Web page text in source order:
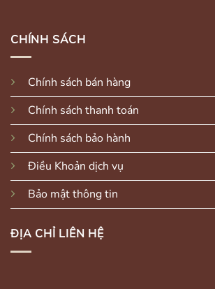
CHÍNH SÁCH
Chính sách bán hàng
Chính sách thanh toán
Chính sách bảo hành
Điều Khoản dịch vụ
Bảo mật thông tin
ĐỊA CHỈ LIÊN HỆ